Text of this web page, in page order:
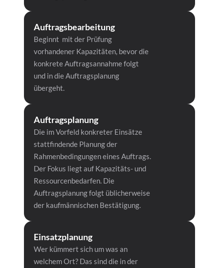
Auftragsbearbeitung
Beginnt  mit der Prüfung
vorhandener Kapazitäten, bevor die
konkrete Auftragsannahme folgt
und in die Auftragsplanung
übergeht.
Auftragsplanung
Die im Vorfeld konkreter Einsätze
stattfindende Planung der
Rahmenbedingungen eines Auftrags.
Der Fokus liegt auf Kapazitäts- und
Ressourcenbedarfen. Die
Auftragsplanung folgt üblicherweise
der kaufmännischen Bestätigung.
Einsatzplanung
Wer kümmert sich um was an